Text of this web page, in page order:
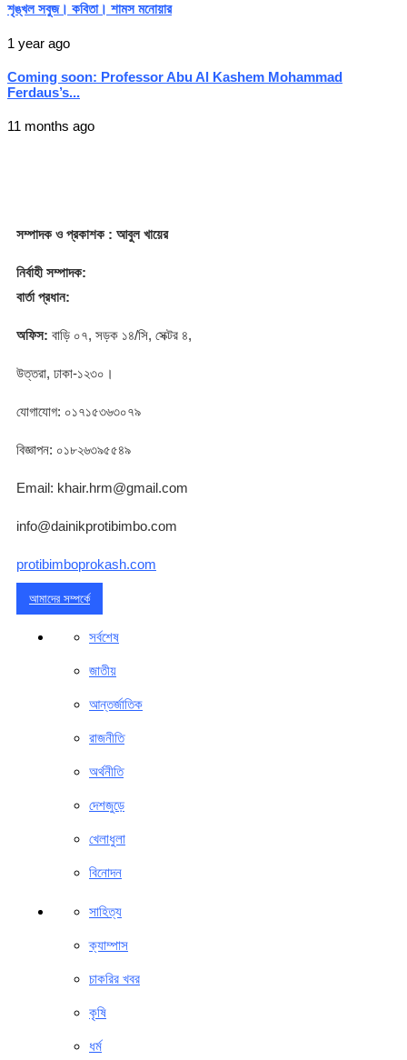
শৃঙ্খল সবুজ। কবিতা। শামস মনোয়ার
1 year ago
Coming soon: Professor Abu Al Kashem Mohammad
Ferdaus’s...
11 months ago
সম্পাদকও প্রকাশক : আবুল খায়ের
নির্বাহী সম্পাদক:
বার্তা প্রধান:
অফিস: বাড়ি ০৭, সড়ক ১৪/সি, সেক্টর ৪,
উত্তরা, ঢাকা-১২৩০।
যোগাযোগ: ০১৭১৫৩৬৩০৭৯
বিজ্ঞাপন: ০১৮২৬৩৯৫৫৪৯
Email: khair.hrm@gmail.com
info@dainikprotibimbo.com
protibimboprokash.com
আমাদের সম্পর্কে
সর্বশেষ
জাতীয়
আন্তর্জাতিক
রাজনীতি
অর্থনীতি
দেশজুড়ে
খেলাধুলা
বিনোদন
সাহিত্য
ক্যাম্পাস
চাকরির খবর
কৃষি
ধর্ম